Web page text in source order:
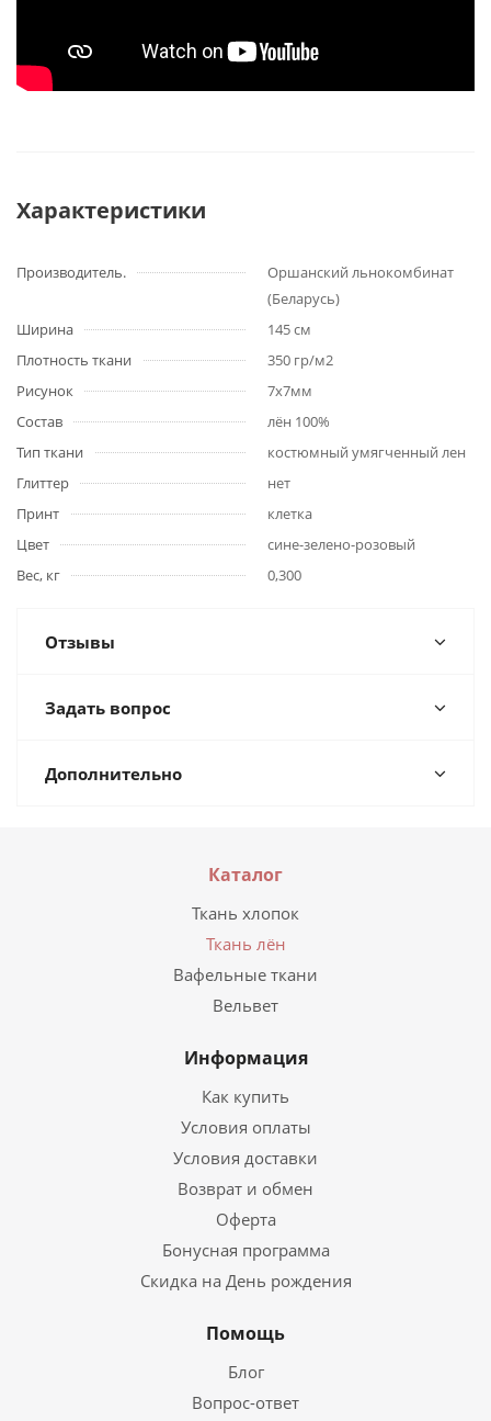
Характеристики
Производитель.
Оршанский льнокомбинат
(Беларусь)
Ширина
145 см
Плотность ткани
350 гр/м2
Рисунок
7х7мм
Состав
лён 100%
Тип ткани
костюмный умягченный лен
Глиттер
нет
Принт
клетка
Цвет
сине-зелено-розовый
Вес, кг
0,300
Отзывы
Задать вопрос
Дополнительно
Каталог
Ткань хлопок
Ткань лён
Вафельные ткани
Вельвет
Информация
Как купить
Условия оплаты
Условия доставки
Возврат и обмен
Оферта
Бонусная программа
Скидка на День рождения
Помощь
Блог
Вопрос-ответ